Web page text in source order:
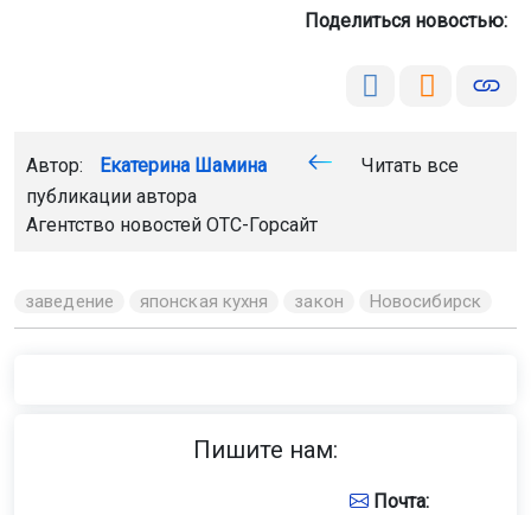
Поделиться новостью:
Автор: Екатерина Шамина
Читать все
публикации автора
Агентство новостей ОТС-Горсайт
заведение японская кухня закон Новосибирск
Пишите нам:
Почта: